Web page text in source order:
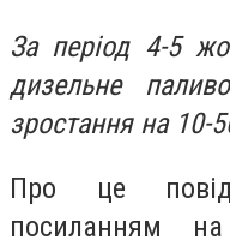
За період 4-5
дизельне
зростання на 10-
Про це
посиланням на